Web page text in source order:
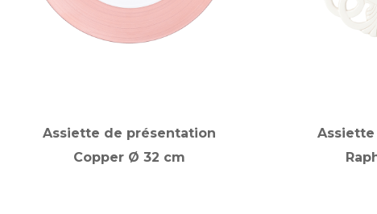
Assiette de présentation
Copper Ø 32 cm